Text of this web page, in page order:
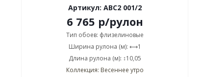
Артикул: ABC2 001/2
6 765 р/рулон
Тип обоев: флизелиновые
Ширина рулона (м): ⟷1
Длина рулона (м): ↕10,05
Коллекция: Весеннее утро